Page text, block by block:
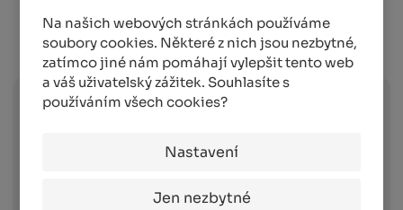
Na našich webových stránkách používáme
soubory cookies. Některé z nich jsou nezbytné,
zatímco jiné nám pomáhají vylepšit tento web
a váš uživatelský zážitek. Souhlasíte s
používáním všech cookies?
Nastavení
Jen nezbytné
Info o přepravě:
pracovní den po dni
, ve kterém objednávku
obdržíme. Doručování pak probíhá
Toto platí pro dopravce: